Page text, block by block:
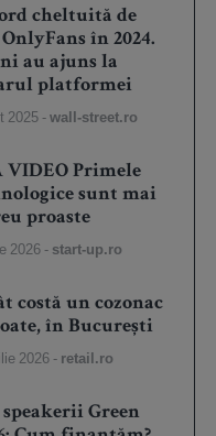
cheltuită de
în 2024.
au ajuns la
platformei
2025 -wall-street.ro
Primele
sunt mai
proaste
2026 - start-up.ro
costă un cozonac
în București
2026 - retail.ro
Green